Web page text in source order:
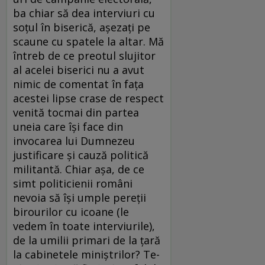
ba chiar să dea interviuri cu
soțul în biserică, așezați pe
scaune cu spatele la altar. Mă
întreb de ce preotul slujitor
al acelei biserici nu a avut
nimic de comentat în fața
acestei lipse crase de respect
venită tocmai din partea
uneia care își face din
invocarea lui Dumnezeu
justificare și cauză politică
militantă. Chiar așa, de ce
simt politicienii români
nevoia să își umple pereții
birourilor cu icoane (le
vedem în toate interviurile),
de la umilii primari de la țară
la cabinetele miniștrilor? Te-